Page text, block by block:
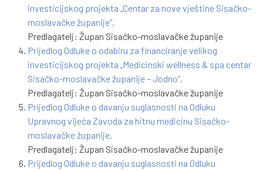
investicijskog projekta „Centar za nove vještine Sisačko-
moslavačke županije“,
Predlagatelj: Župan Sisačko-moslavačke županije
Prijedlog Odluke o odabiru za financiranje velikog
investicijskog projekta „Medicinski wellness & spa centar
Sisačko-moslavačke županije – Jodno“,
Predlagatelj: Župan Sisačko-moslavačke županije
Prijedlog Odluke o davanju suglasnosti na Odluku
Upravnog vijeća Zavoda za hitnu medicinu Sisačko-
moslavačke županije,
Predlagatelj: Župan Sisačko-moslavačke županije
Prijedlog Odluke o davanju suglasnosti na Odluku